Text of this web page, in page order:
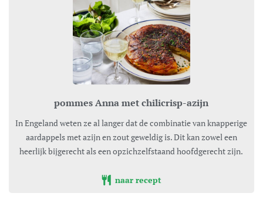
pommes Anna met chilicrisp-azijn
In Engeland weten ze al langer dat de combinatie van knapperige
aardappels met azijn en zout geweldig is. Dit kan zowel een
heerlijk bijgerecht als een opzichzelfstaand hoofdgerecht zijn.
naar recept